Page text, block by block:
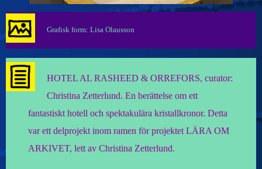
Grafisk form: Lisa Olausson
HOTEL AL RASHEED & ORREFORS, curator:
Christina Zetterlund. En berättelse om ett
fantastiskt hotell och spektakulära kristallkronor. Detta
var ett delprojekt inom ramen för projektet LÄRA OM
ARKIVET, lett av Christina Zetterlund.